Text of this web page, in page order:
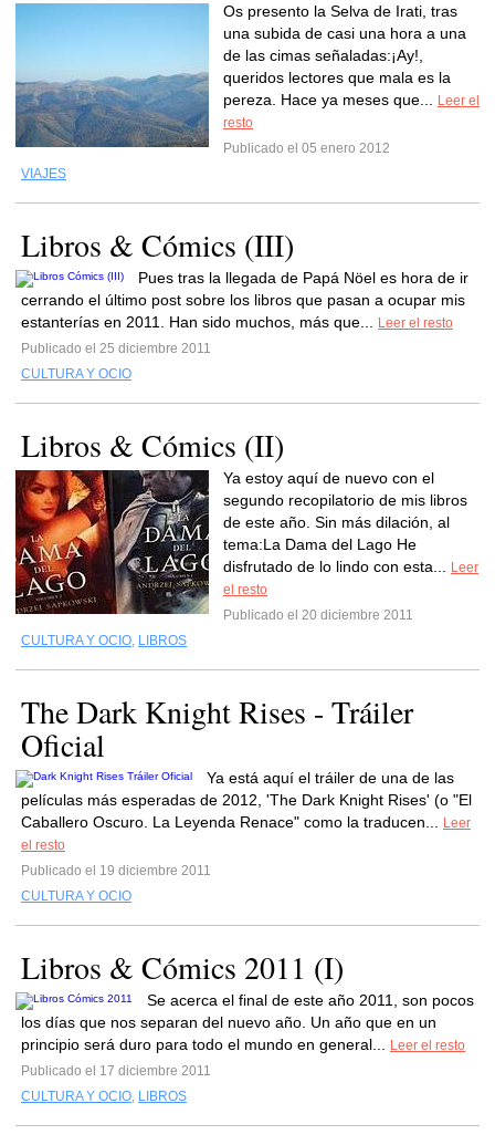
Os presento la Selva de Irati, tras
una subida de casi una hora a una
de las cimas señaladas:¡Ay!,
queridos lectores que mala es la
pereza. Hace ya meses que...
Leer el
resto
Publicado el 05 enero 2012
VIAJES
Libros & Cómics (III)
Pues tras la llegada de Papá Nöel es hora de ir
cerrando el último post sobre los libros que pasan a ocupar mis
estanterías en 2011. Han sido muchos, más que...
Leer el resto
Publicado el 25 diciembre 2011
CULTURA Y OCIO
Libros & Cómics (II)
Ya estoy aquí de nuevo con el
segundo recopilatorio de mis libros
de este año. Sin más dilación, al
tema:La Dama del Lago He
disfrutado de lo lindo con esta...
Leer
el resto
Publicado el 20 diciembre 2011
CULTURA Y OCIO, LIBROS
The Dark Knight Rises - Tráiler
Oficial
Ya está aquí el tráiler de una de las
películas más esperadas de 2012, 'The Dark Knight Rises' (o "El
Caballero Oscuro. La Leyenda Renace" como la traducen...
Leer
el resto
Publicado el 19 diciembre 2011
CULTURA Y OCIO
Libros & Cómics 2011 (I)
Se acerca el final de este año 2011, son pocos
los días que nos separan del nuevo año. Un año que en un
principio será duro para todo el mundo en general...
Leer el resto
Publicado el 17 diciembre 2011
CULTURA Y OCIO, LIBROS